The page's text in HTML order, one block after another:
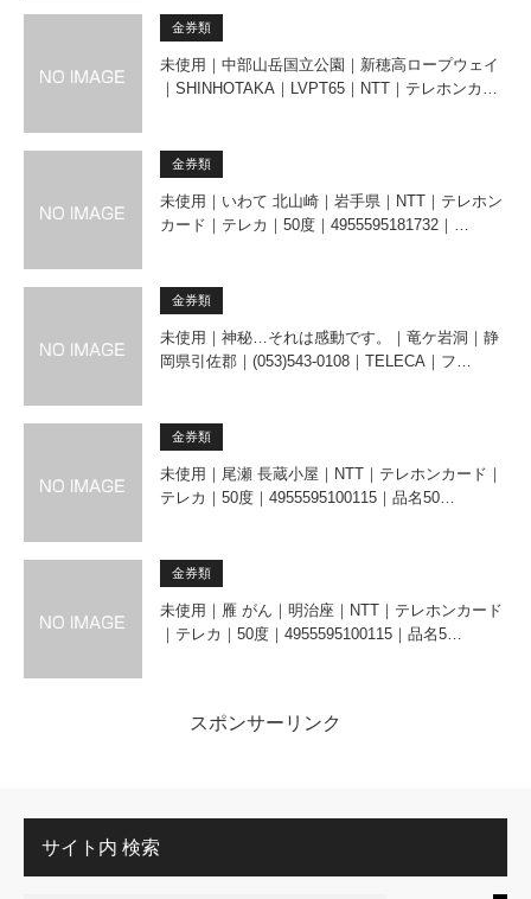
金券類
未使用｜中部山岳国立公園｜新穂高ロープウェイ
｜SHINHOTAKA｜LVPT65｜NTT｜テレホンカ…
金券類
未使用｜いわて 北山崎｜岩手県｜NTT｜テレホン
カード｜テレカ｜50度｜4955595181732｜…
金券類
未使用｜神秘…それは感動です。｜竜ケ岩洞｜静
岡県引佐郡｜(053)543-0108｜TELECA｜フ…
金券類
未使用｜尾瀬 長蔵小屋｜NTT｜テレホンカード｜
テレカ｜50度｜4955595100115｜品名50…
金券類
未使用｜雁 がん｜明治座｜NTT｜テレホンカード
｜テレカ｜50度｜4955595100115｜品名5…
スポンサーリンク
サイト内 検索